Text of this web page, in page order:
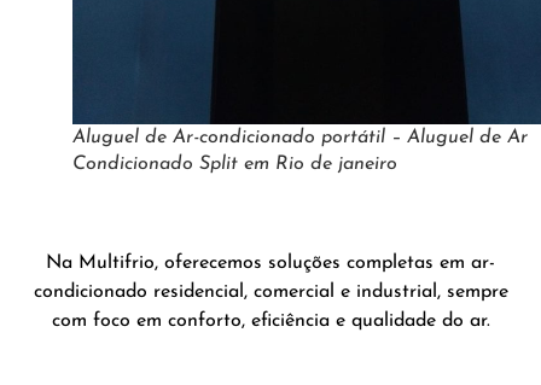
Aluguel de Ar-condicionado portátil – Aluguel de Ar
Condicionado Split em Rio de janeiro
Na Multifrio, oferecemos soluções completas em ar-
condicionado residencial, comercial e industrial, sempre
com foco em conforto, eficiência e qualidade do ar.